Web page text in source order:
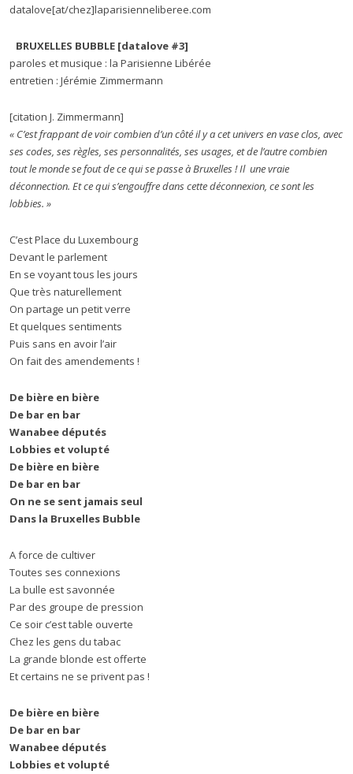
datalove[at/chez]laparisienneliberee.com
BRUXELLES BUBBLE [datalove #3]
paroles et musique : la Parisienne Libérée
entretien : Jérémie Zimmermann
[citation J. Zimmermann]
« C’est frappant de voir combien d’un côté il y a cet univers en vase clos, avec
ses codes, ses règles, ses personnalités, ses usages, et de l’autre combien
tout le monde se fout de ce qui se passe à Bruxelles ! Il une vraie
déconnection. Et ce qui s’engouffre dans cette déconnexion, ce sont les
lobbies. »
C’est Place du Luxembourg
Devant le parlement
En se voyant tous les jours
Que très naturellement
On partage un petit verre
Et quelques sentiments
Puis sans en avoir l’air
On fait des amendements !
De bière en bière
De bar en bar
Wanabee députés
Lobbies et volupté
De bière en bière
De bar en bar
On ne se sent jamais seul
Dans la Bruxelles Bubble
A force de cultiver
Toutes ses connexions
La bulle est savonnée
Par des groupe de pression
Ce soir c’est table ouverte
Chez les gens du tabac
La grande blonde est offerte
Et certains ne se privent pas !
De bière en bière
De bar en bar
Wanabee députés
Lobbies et volupté